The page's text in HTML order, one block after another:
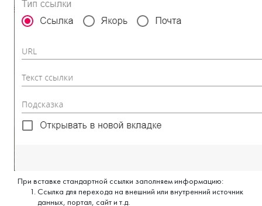
При вставке стандартной ссылки заполняем информацию:
Ссылка для перехода на внешний или внутренний источник
данных, портал, сайт и т.д.